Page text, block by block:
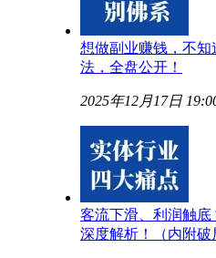
想做副业赚钱，不
法，全盘公开！
2025年12月17日
客流下滑、利润触底
深度解析！（内附破